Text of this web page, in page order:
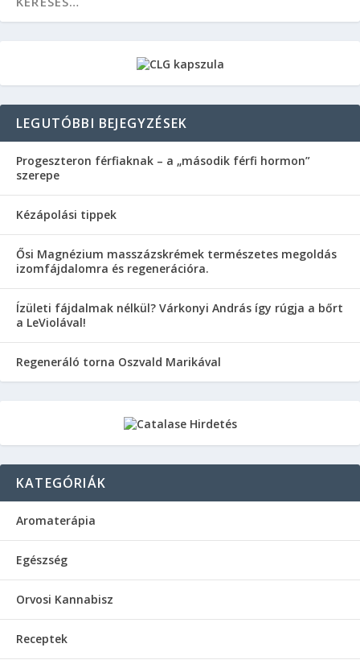
LEGUTÓBBI BEJEGYZÉSEK
Progeszteron férfiaknak – a „második férfi hormon”
szerepe
Kézápolási tippek
Ősi Magnézium masszázskrémek természetes megoldás
izomfájdalomra és regenerációra.
Ízületi fájdalmak nélkül? Várkonyi András így rúgja a bőrt
a LeViolával!
Regeneráló torna Oszvald Marikával
KATEGÓRIÁK
Aromaterápia
Egészség
Orvosi Kannabisz
Receptek